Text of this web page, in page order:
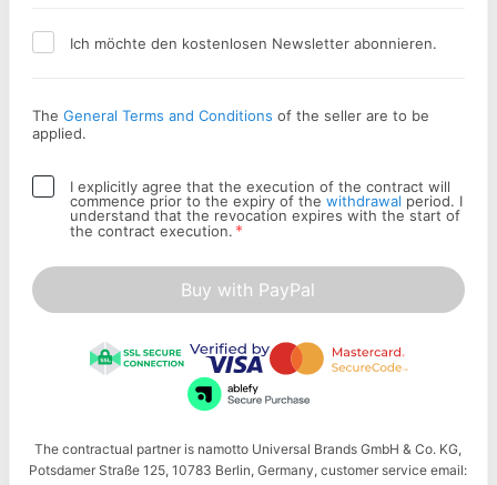
Ich möchte den kostenlosen Newsletter abonnieren.
The General Terms and Conditions of the seller are to be
applied.
I explicitly agree that the execution of the contract will
commence prior to the expiry of the withdrawal period. I
understand that the revocation expires with the start of
the contract execution. *
Buy with PayPal
The contractual partner is namotto Universal Brands GmbH & Co. KG,
Potsdamer Straße 125, 10783 Berlin, Germany, customer service email: